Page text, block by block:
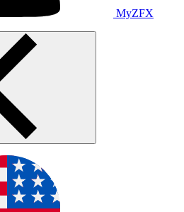
MyZFX